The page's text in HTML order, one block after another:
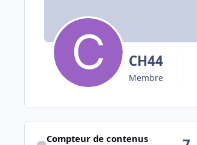
CH44
Membre
Afficher son activité
Compteur de contenus